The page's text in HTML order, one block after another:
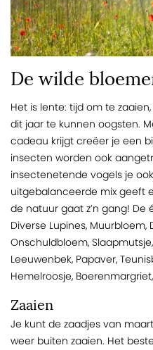
De wilde
Het is lente: tijd om te
dit jaar te kunnen oogsten.
cadeau krijgt creëer je een
insecten worden ook
insectenetende vogels je
uitgebalanceerde mix geeft
de natuur gaat z’n gang! De
Diverse Lupines, Muurbloem,
Onschuldbloem,
Leeuwenbek, Papaver,
Hemelroosje,
Zaaien
Je kunt de zaadjes van
weer buiten zaaien. Het